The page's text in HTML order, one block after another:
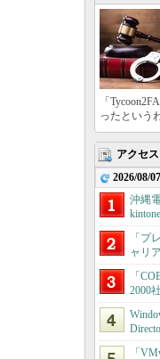
「
ったという
アクセ
2026/08/
沖縄
「プ
ャリ
「
2000
「